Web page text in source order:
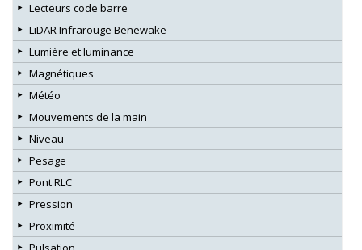
Lecteurs code barre
LiDAR Infrarouge Benewake
Lumière et luminance
Magnétiques
Météo
Mouvements de la main
Niveau
Pesage
Pont RLC
Pression
Proximité